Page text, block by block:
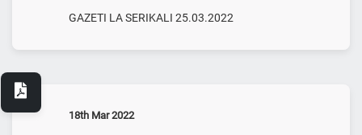
GAZETI LA SERIKALI 25.03.2022
18th Mar 2022